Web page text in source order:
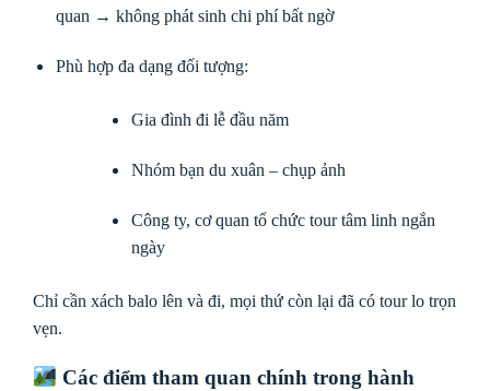
quan → không phát sinh chi phí bất ngờ
Phù hợp đa dạng đối tượng:
Gia đình đi lễ đầu năm
Nhóm bạn du xuân – chụp ảnh
Công ty, cơ quan tổ chức tour tâm linh ngắn
ngày
Chỉ cần xách balo lên và đi, mọi thứ còn lại đã có tour lo trọn
vẹn.
Các điểm tham quan chính trong hành